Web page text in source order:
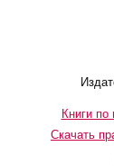
Книги по
Скачать